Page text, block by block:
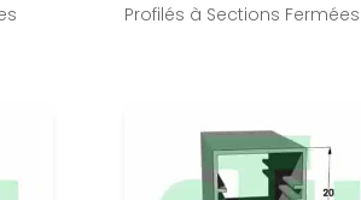
Profilés à Sections Fermées